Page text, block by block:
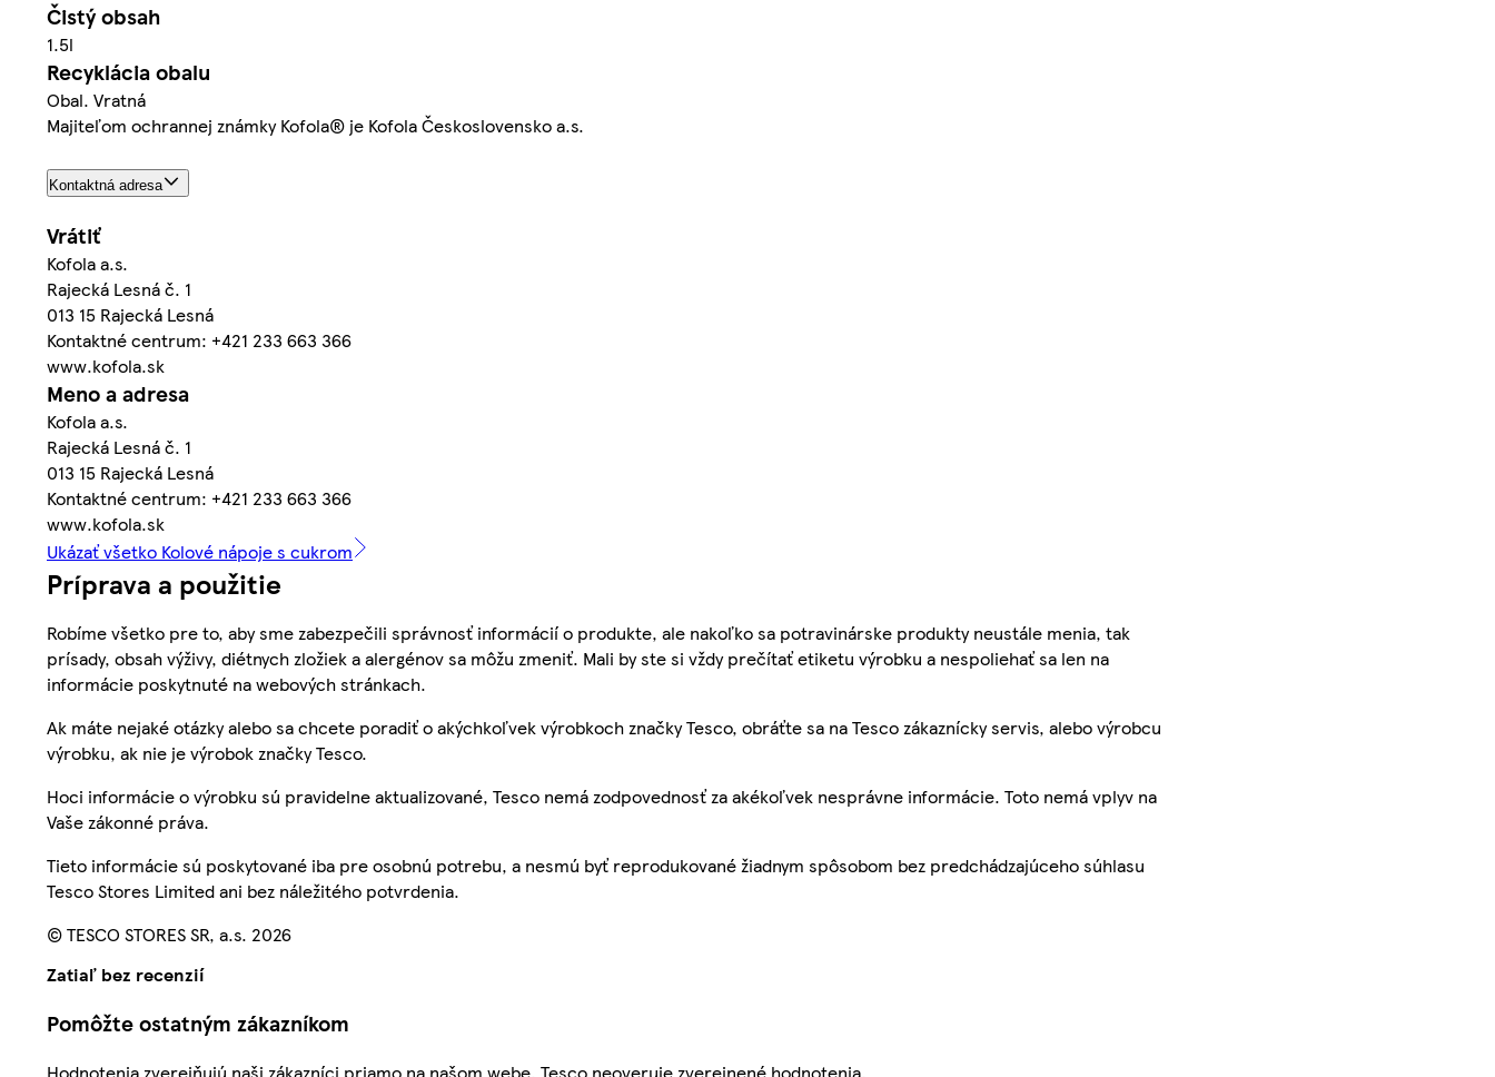
Čistý obsah
1.5l
Recyklácia obalu
Obal. Vratná
Majiteľom ochrannej známky Kofola® je Kofola Československo a.s.
Kontaktná adresa
Vrátiť
Kofola a.s.
Rajecká Lesná č. 1
013 15 Rajecká Lesná
Kontaktné centrum: +421 233 663 366
www.kofola.sk
Meno a adresa
Kofola a.s.
Rajecká Lesná č. 1
013 15 Rajecká Lesná
Kontaktné centrum: +421 233 663 366
www.kofola.sk
Ukázať všetko Kolové nápoje s cukrom
Príprava a použitie
Robíme všetko pre to, aby sme zabezpečili správnosť informácií o produkte, ale nakoľko sa potravinárske produkty neustále menia, tak
prísady, obsah výživy, diétnych zložiek a alergénov sa môžu zmeniť. Mali by ste si vždy prečítať etiketu výrobku a nespoliehať sa len na
informácie poskytnuté na webových stránkach.
Ak máte nejaké otázky alebo sa chcete poradiť o akýchkoľvek výrobkoch značky Tesco, obráťte sa na Tesco zákaznícky servis, alebo výrobcu
výrobku, ak nie je výrobok značky Tesco.
Hoci informácie o výrobku sú pravidelne aktualizované, Tesco nemá zodpovednosť za akékoľvek nesprávne informácie. Toto nemá vplyv na
Vaše zákonné práva.
Tieto informácie sú poskytované iba pre osobnú potrebu, a nesmú byť reprodukované žiadnym spôsobom bez predchádzajúceho súhlasu
Tesco Stores Limited ani bez náležitého potvrdenia.
© TESCO STORES SR, a.s. 2026
Zatiaľ bez recenzií
Pomôžte ostatným zákazníkom
Hodnotenia zverejňujú naši zákazníci priamo na našom webe. Tesco neoveruje zverejnené hodnotenia.